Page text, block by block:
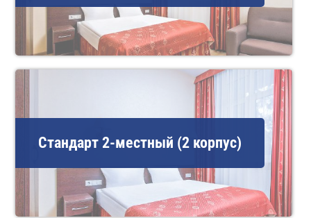
Стандарт 2-местный (2 корпус)